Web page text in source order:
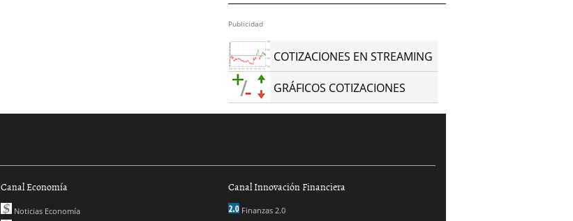
Publicidad
COTIZACIONES EN STREAMING
GRÁFICOS COTIZACIONES
Canal Economía
Noticias Economía
Canal Innovación Financiera
Finanzas 2.0